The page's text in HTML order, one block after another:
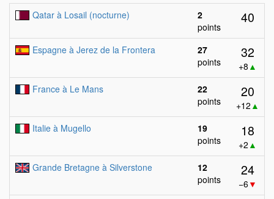
Qatar à Losail (nocturne)
2
points
40
Espagne à Jerez de la Frontera
27
points
32
+8 ▲
France à Le Mans
22
points
20
+12 ▲
Italie à Mugello
19
points
18
+2 ▲
Grande Bretagne à Silverstone
12
points
24
−6▼